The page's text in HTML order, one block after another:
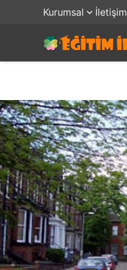
Kurumsal İletişim